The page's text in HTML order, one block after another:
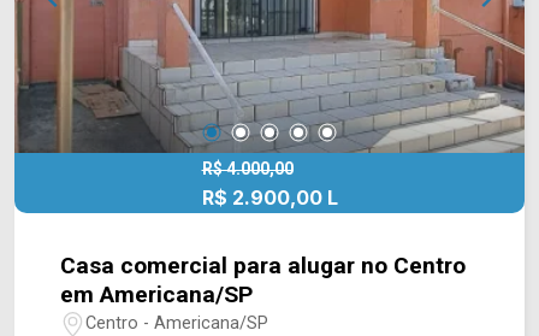
R$ 4.000,00
R$ 2.900,00 L
Casa comercial para alugar no Centro
em Americana/SP
Centro - Americana/SP